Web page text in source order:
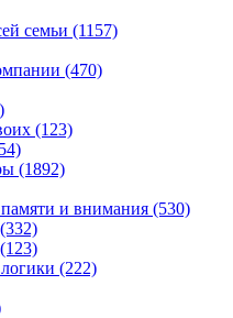
семьи (1157)
(470)
(123)
(1892)
и внимания (530)
(332)
(123)
(222)